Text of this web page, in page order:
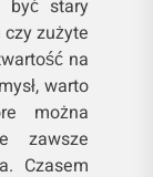
być stary
zużyte
na
warto
można
zawsze
Czasem